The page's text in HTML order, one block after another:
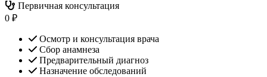
Первичная консультация
0 ₽
Осмотр и консультация врача
Сбор анамнеза
Предварительный диагноз
Назначение обследований